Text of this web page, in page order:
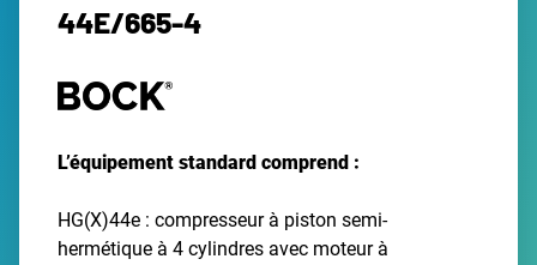
44E/665-4
L’équipement standard comprend :
HG(X)44e : compresseur à piston semi-
hermétique à 4 cylindres avec moteur à